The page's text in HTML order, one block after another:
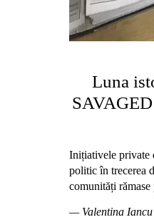
Luna
Inițiativele private
politic în trecerea
comunități
— Valentina Iancu